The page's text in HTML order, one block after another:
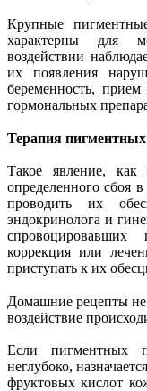
Крупные
характерны для
воздействии
их появления
беременность,
гормональных
Терапия
Такое явление, как
определенного сбоя
проводить их
эндокринолога и
коррекция или
приступать к их
Домашние рецепты не
воздействие
Если пигментных
неглубоко,
фруктовых кислот